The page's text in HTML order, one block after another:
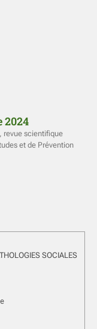
2024
revue scientifique
et de Prévention
SOCIALES